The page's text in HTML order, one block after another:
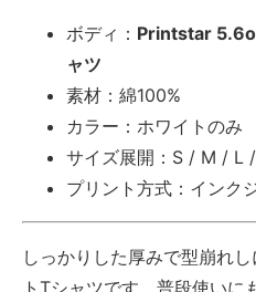
ボディ： Printstar
ャツ
素材：綿100%
カラー：ホワイトのみ
サイズ展開：S / M / L
プリント方式：インク
しっかりした厚みで型崩れ
トTシャツです。普段使い